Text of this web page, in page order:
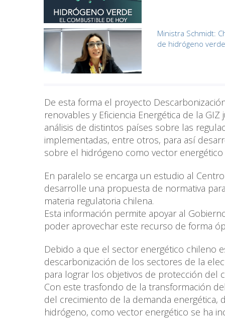
Ministra Schmidt:
de hidrógeno
De esta forma el proyecto
renovables y Eficiencia Energética de la
análisis de distintos países sobre las
implementadas, entre otros, para así
sobre el hidrógeno como vector
En paralelo se encarga un estudio al
desarrolle una propuesta de normativa
materia regulatoria chilena.
Esta información permite apoyar al
poder aprovechar este recurso de forma
Debido a que el sector energético chileno
descarbonización de los sectores de la
para lograr los objetivos de protección del
Con este trasfondo de la transformación
del crecimiento de la demanda
hidrógeno, como vector energético se ha